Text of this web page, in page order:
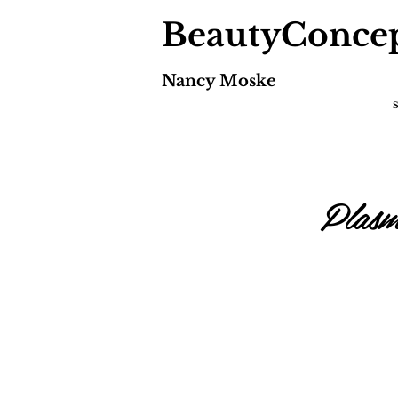
Nancy Moske